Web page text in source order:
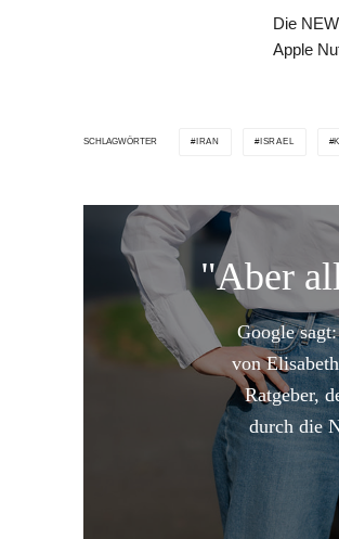
Die
Apple
SCHLAGWÖRTER IRAN ISRAEL
"Aber
Google
von
Ratgeber,
durch die